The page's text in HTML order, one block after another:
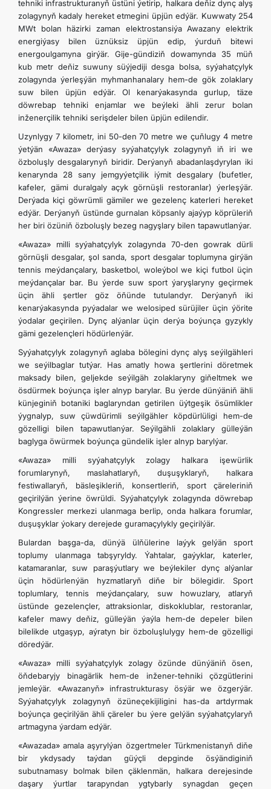
tehniki infrastrukturanyň üstüni ýetirip, halkara deňiz dynç alyş
zolagynyň kadaly hereket etmegini üpjün edýär. Kuwwaty 254
MWt bolan häzirki zaman elektrostansiýa Awazany elektrik
energiýasy bilen üznüksiz üpjün edip, ýurduň bitewi
energoulgamyna girýär. Gije-gündiziň dowamynda 35 müň
kub metr deňiz suwuny süýjediji desga bolsa, syýahatçylyk
zolagynda ýerleşýän myhmanhanalary hem-de gök zolaklary
suw bilen üpjün edýär. Ol kenarýakasynda gurlup, täze
döwrebap tehniki enjamlar we beýleki ähli zerur bolan
inženerçilik tehniki serişdeler bilen üpjün edilendir.
Uzynlygy 7 kilometr, ini 50-den 70 metre we çuňlugy 4 metre
ýetýän «Awaza» derýasy syýahatçylyk zolagynyň iň iri we
özboluşly desgalarynyň biridir. Derýanyň abadanlaşdyrylan iki
kenarynda 28 sany jemgyýetçilik iýmit desgalary (bufetler,
kafeler, gämi duralgaly açyk görnüşli restoranlar) ýerleşýär.
Derýada kiçi göwrümli gämiler we gezelenç katerleri hereket
edýär. Derýanyň üstünde gurnalan köpsanly ajaýyp köprüleriň
her biri özüniň özboluşly bezeg nagyşlary bilen tapawutlanýar.
«Awaza» milli syýahatçylyk zolagynda 70-den gowrak dürli
görnüşli desgalar, şol sanda, sport desgalar toplumyna girýän
tennis meýdançalary, basketbol, woleýbol we kiçi futbol üçin
meýdançalar bar. Bu ýerde suw sport ýaryşlaryny geçirmek
üçin ähli şertler göz öňünde tutulandyr. Derýanyň iki
kenarýakasynda pyýadalar we welosiped sürüjiler üçin ýörite
ýodalar geçirilen. Dynç alýanlar üçin derýa boýunça gyzykly
gämi gezelençleri hödürlenýär.
Syýahatçylyk zolagynyň aglaba bölegini dynç alyş seýilgähleri
we seýilbaglar tutýar. Has amatly howa şertlerini döretmek
maksady bilen, geljekde seýilgäh zolaklaryny giňeltmek we
ösdürmek boýunça işler alnyp barylar. Bu ýerde dünýäniň ähli
künjeginiň botaniki baglaryndan getirilen üýtgeşik ösümlikler
ýygnalyp, suw çüwdürimli seýilgähler köpdürlüligi hem-de
gözelligi bilen tapawutlanýar. Seýilgähli zolaklary gülleýän
baglyga öwürmek boýunça gündelik işler alnyp barylýar.
«Awaza» milli syýahatçylyk zolagy halkara işewürlik
forumlarynyň, maslahatlaryň, duşuşyklaryň, halkara
festiwallaryň, bäsleşikleriň, konsertleriň, sport çäreleriniň
geçirilýän ýerine öwrüldi. Syýahatçylyk zolagynda döwrebap
Kongressler merkezi ulanmaga berlip, onda halkara forumlar,
duşuşyklar ýokary derejede guramaçylykly geçirilýär.
Bulardan başga-da, dünýä ülňülerine laýyk gelýän sport
toplumy ulanmaga tabşyryldy. Ýahtalar, gaýyklar, katerler,
katamaranlar, suw paraşýutlary we beýlekiler dynç alýanlar
üçin hödürlenýän hyzmatlaryň diňe bir bölegidir. Sport
toplumlary, tennis meýdançalary, suw howuzlary, atlaryň
üstünde gezelençler, attraksionlar, diskoklublar, restoranlar,
kafeler mawy deňiz, gülleýän ýaýla hem-de depeler bilen
bilelikde utgaşyp, aýratyn bir özboluşlulygy hem-de gözelligi
döredýär.
«Awaza» milli syýahatçylyk zolagy özünde dünýäniň ösen,
öňdebaryjy binagärlik hem-de inžener-tehniki çözgütlerini
jemleýär. «Awazanyň» infrastrukturasy ösýär we özgerýär.
Syýahatçylyk zolagynyň özüneçekijiligini has-da artdyrmak
boýunça geçirilýän ähli çäreler bu ýere gelýän syýahatçylaryň
artmagyna ýardam edýär.
«Awazada» amala aşyrylýan özgertmeler Türkmenistanyň diňe
bir ykdysady taýdan güýçli depginde ösýändiginiň
subutnamasy bolmak bilen çäklenmän, halkara derejesinde
daşary ýurtlar tarapyndan ygtybarly synagdan geçen